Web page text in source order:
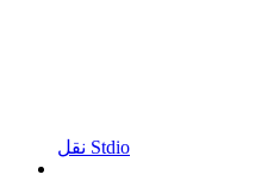
نقل Stdio